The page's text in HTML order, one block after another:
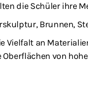
die Schüler ihre
Brunnen,
Vielfalt an
von